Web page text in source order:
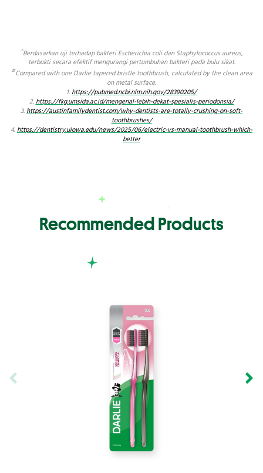
^Berdasarkan uji terhadap bakteri Escherichia coli dan Staphylococcus aureus,
terbukti secara efektif mengurangi pertumbuhan bakteri pada bulu sikat.
#Compared with one Darlie tapered bristle toothbrush, calculated by the clean area
on metal surface.
1.https://pubmed.ncbi.nlm.nih.gov/28390205/
2.https://fkg.umsida.ac.id/mengenal-lebih-dekat-spesialis-periodonsia/
3.https://austinfamilydentist.com/why-dentists-are-totally-crushing-on-soft-
toothbrushes/
4.https://dentistry.uiowa.edu/news/2025/06/electric-vs-manual-toothbrush-which-
better
Recommended Products